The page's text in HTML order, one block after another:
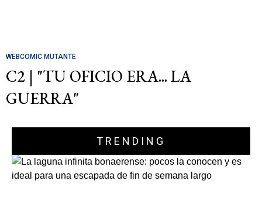
WEBCOMIC MUTANTE
C2 | "TU OFICIO ERA... LA
GUERRA"
TRENDING